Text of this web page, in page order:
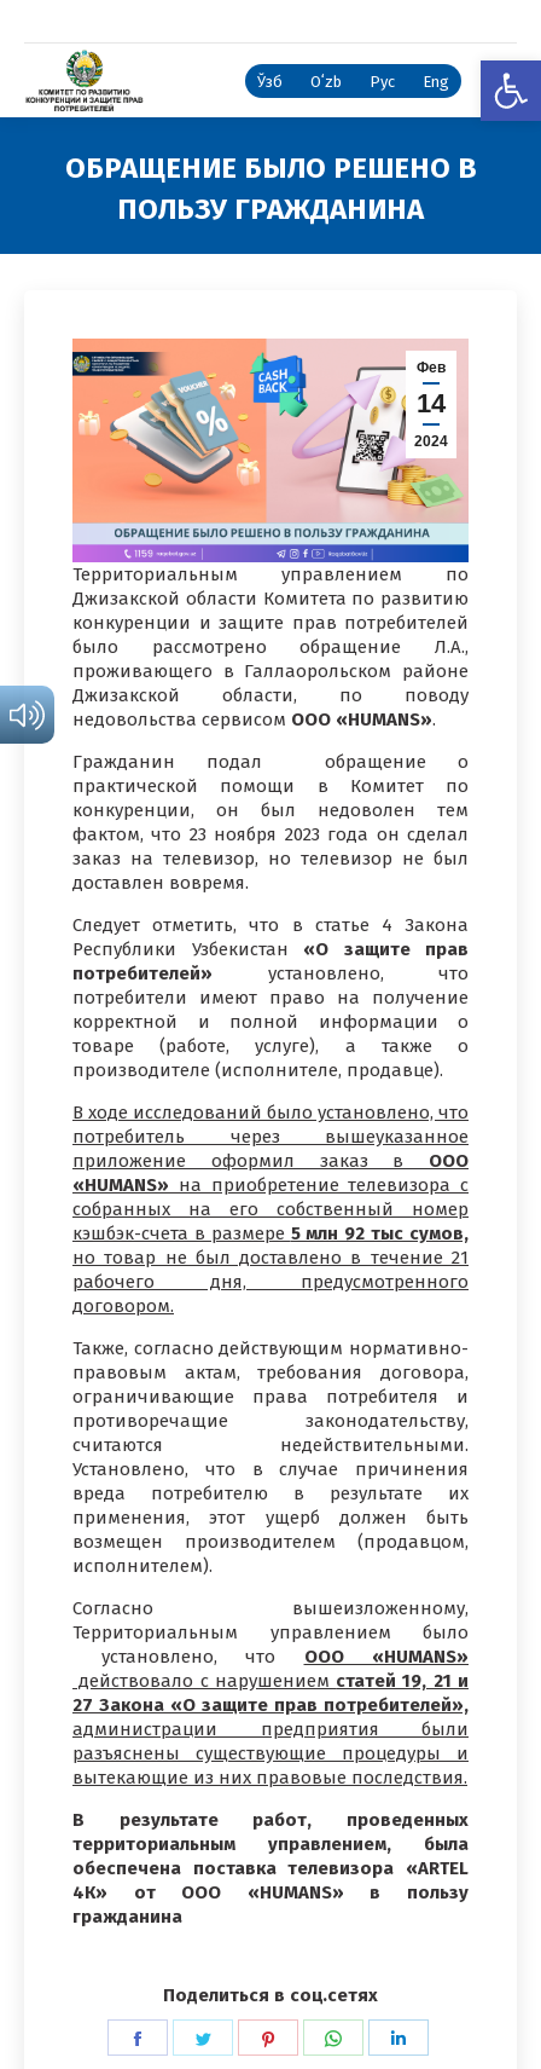
Ўзб Oʻzb Рус Eng
ОБРАЩЕНИЕ БЫЛО РЕШЕНО В
ПОЛЬЗУ ГРАЖДАНИНА
Фев
14
2024
Территориальным управлением по
Джизакской области Комитета по развитию
конкуренции и защите прав потребителей
было рассмотрено обращение Л.А.,
проживающего в Галлаорольском районе
Джизакской области, по поводу
недовольства сервисом ООО «HUMANS».
Гражданин подал обращение о
практической помощи в Комитет по
конкуренции, он был недоволен тем
фактом, что 23 ноября 2023 года он сделал
заказ на телевизор, но телевизор не был
доставлен вовремя.
Следует отметить, что в статье 4 Закона
Республики Узбекистан «О защите прав
потребителей» установлено, что
потребители имеют право на получение
корректной и полной информации о
товаре (работе, услуге), а также о
производителе (исполнителе, продавце).
В ходе исследований было установлено, что
потребитель через вышеуказанное
приложение оформил заказ в ООО
«HUMANS» на приобретение телевизора с
собранных на его собственный номер
кэшбэк-счета в размере 5 млн 92 тыс сумов,
но товар не был доставлено в течение 21
рабочего дня, предусмотренного
договором.
Также, согласно действующим нормативно-
правовым актам, требования договора,
ограничивающие права потребителя и
противоречащие законодательству,
считаются недействительными.
Установлено, что в случае причинения
вреда потребителю в результате их
применения, этот ущерб должен быть
возмещен производителем (продавцом,
исполнителем).
Согласно вышеизложенному,
Территориальным управлением было
установлено, что ООО «HUMANS»
действовало с нарушением статей 19, 21 и
27 Закона «О защите прав потребителей»,
администрации предприятия были
разъяснены существующие процедуры и
вытекающие из них правовые последствия.
В результате работ, проведенных
территориальным управлением, была
обеспечена поставка телевизора «ARTEL
4К» от ООО «HUMANS» в пользу
гражданина
Поделиться в соц.сетях
ПоделитьсяПоделитьсяПоделитьсяПоделиться